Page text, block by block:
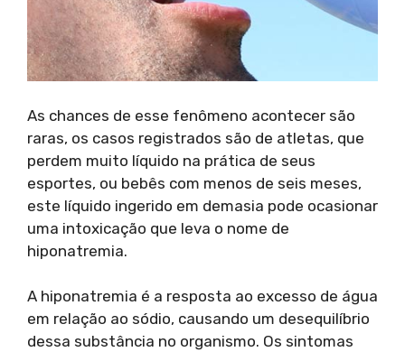
As chances de esse fenômeno acontecer são
raras, os casos registrados são de atletas, que
perdem muito líquido na prática de seus
esportes, ou bebês com menos de seis meses,
este líquido ingerido em demasia pode ocasionar
uma intoxicação que leva o nome de
hiponatremia.
A hiponatremia é a resposta ao excesso de água
em relação ao sódio, causando um desequilíbrio
dessa substância no organismo. Os sintomas